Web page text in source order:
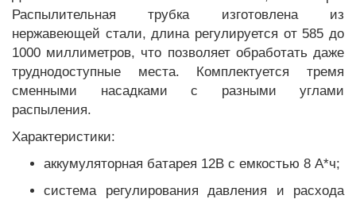
Распылительная трубка изготовлена ​​из
нержавеющей стали, длина регулируется от 585 до
1000 миллиметров, что позволяет обработать даже
труднодоступные места. Комплектуется тремя
сменными насадками с разными углами
распыления.
Характеристики:
аккумуляторная батарея 12В с емкостью 8 А*ч;
система регулирования давления и расхода